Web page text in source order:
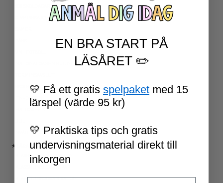
OLYMPISKA SPELEN
SKOLSTART
FN-DAGEN
★ LÄRARVERKTYG
KLASSRUMSDEKORATION
KLASSRUMSLEDARSKAP
KLASSRUMSORGANISATION
EN BRA START PÅ
LÄSÅRET ✏️
💛 Få ett gratis spelpaket med 15
lärspel (värde 95 kr)
💛 Praktiska tips och gratis
undervisningsmaterial direkt till
inkorgen